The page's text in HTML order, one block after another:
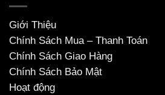
Giới Thiệu
Chính Sách Mua – Thanh Toán
Chính Sách Giao Hàng
Chính Sách Bảo Mật
Hoạt động